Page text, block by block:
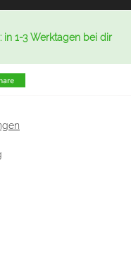
in 1-3 Werktagen bei dir